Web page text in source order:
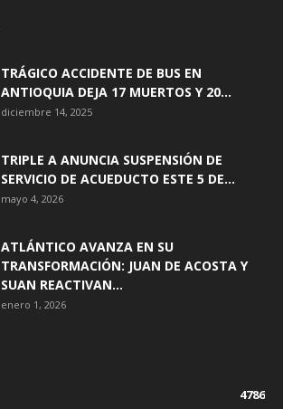
TRÁGICO ACCIDENTE DE BUS EN
ANTIOQUIA DEJA 17 MUERTOS Y 20...
diciembre 14, 2025
TRIPLE A ANUNCIA SUSPENSIÓN DE
SERVICIO DE ACUEDUCTO ESTE 5 DE...
mayo 4, 2026
ATLÁNTICO AVANZA EN SU
TRANSFORMACIÓN: JUAN DE ACOSTA Y
SUAN REACTIVAN...
enero 1, 2026
4786